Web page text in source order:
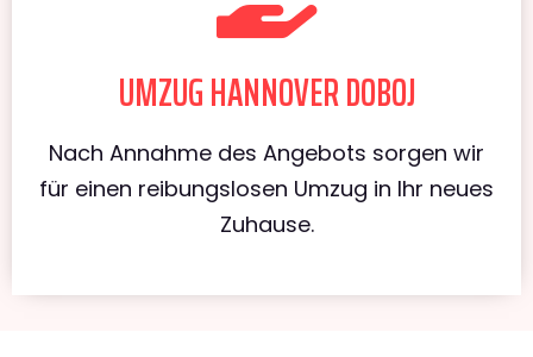
UMZUG HANNOVER DOBOJ
Nach Annahme des Angebots sorgen wir
für einen reibungslosen Umzug in Ihr neues
Zuhause.